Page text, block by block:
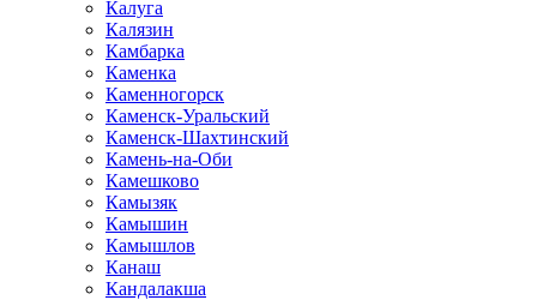
Калуга
Калязин
Камбарка
Каменка
Каменногорск
Каменск-Уральский
Каменск-Шахтинский
Камень-на-Оби
Камешково
Камызяк
Камышин
Камышлов
Канаш
Кандалакша